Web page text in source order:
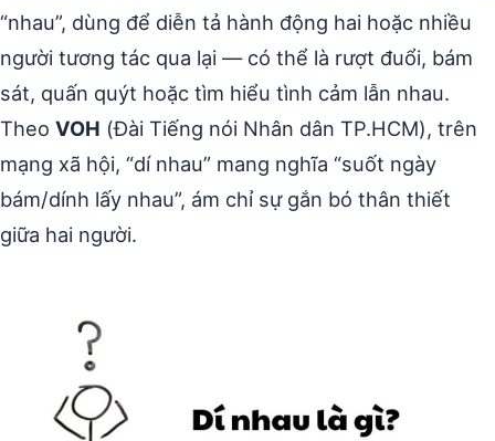
“nhau”, dùng để diễn tả hành động hai hoặc nhiều
người tương tác qua lại — có thể là rượt đuổi, bám
sát, quấn quýt hoặc tìm hiểu tình cảm lẫn nhau.
Theo VOH (Đài Tiếng nói Nhân dân TP.HCM), trên
mạng xã hội, “dí nhau” mang nghĩa “suốt ngày
bám/dính lấy nhau”, ám chỉ sự gắn bó thân thiết
giữa hai người.